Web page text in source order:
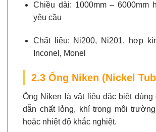
Chiều dài: 1000mm – 6000mm
yêu cầu
Chất liệu: Ni200, Ni201, hợp
Inconel, Monel
2.3 Ống Niken (Nickel
Ống Niken là vật liệu đặc biệt dùng
dẫn chất lỏng, khí trong môi
hoặc nhiệt độ khắc nghiệt.